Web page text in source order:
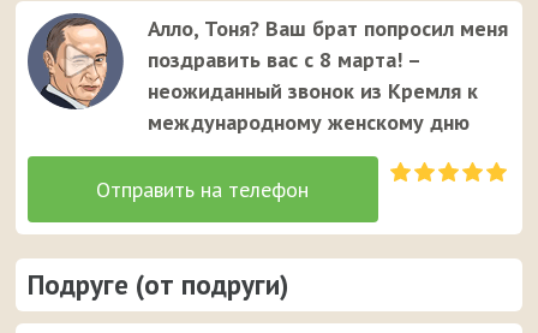
Алло, Тоня? Ваш брат попросил меня
поздравить вас с 8 марта! –
неожиданный звонок из Кремля к
международному женскому дню
Подруге (от подруги)